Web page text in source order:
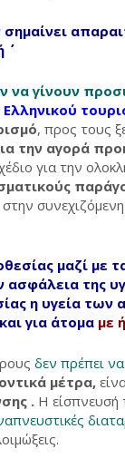
γίνουν
Ελληνικού
, προς τους
την αγορά
για την
στην συνεχιζόμενη
μαζί με
ασφάλεια της
η υγεία
για άτομα με
δεν πρέπει
μέτρα,
. Η είσπνευσή